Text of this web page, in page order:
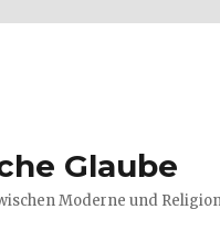
Glaube
Moderne und